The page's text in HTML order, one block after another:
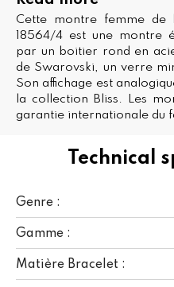
Technical
Genre :
Gamme :
Matière Bracelet :
Cette montre femme de
18564/4 est une montre
par un boitier rond en
de Swarovski, un verre
Son affichage est
la collection Bliss. Les
garantie internationale du